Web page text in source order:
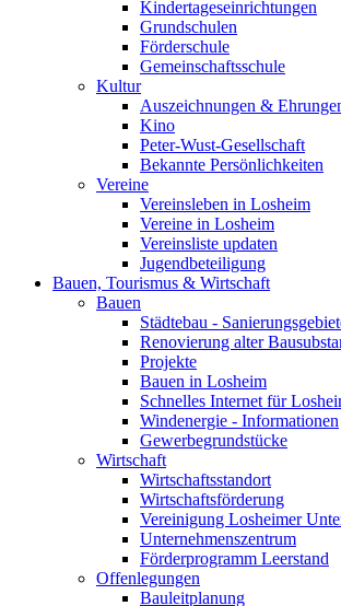
Kindertageseinrichtungen
Grundschulen
Förderschule
Gemeinschaftsschule
Kultur
Auszeichnungen &
Kino
Peter-Wust-Gesellschaft
Bekannte Persönlichkeiten
Vereine
Vereinsleben in Losheim
Vereine in Losheim
Vereinsliste updaten
Jugendbeteiligung
Bauen, Tourismus & Wirtschaft
Bauen
Städtebau -
Renovierung alter
Projekte
Bauen in Losheim
Schnelles Internet für
Windenergie - Informationen
Gewerbegrundstücke
Wirtschaft
Wirtschaftsstandort
Wirtschaftsförderung
Vereinigung Losheimer
Unternehmenszentrum
Förderprogramm Leerstand
Offenlegungen
Bauleitplanung